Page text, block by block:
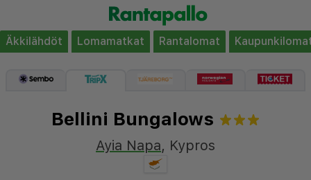
Äkkilähdöt Lomamatkat Rantalomat
Bellini Bungalows
Ayia Napa, Kypros